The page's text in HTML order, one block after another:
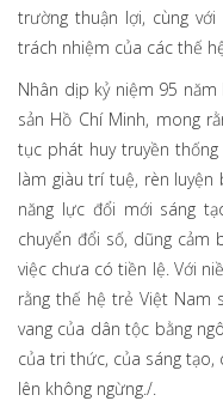
trường thuận lợi, cùng
trách nhiệm của các thế
Nhân dịp kỷ niệm 95
sản Hồ Chí Minh, mong
tục phát huy truyền thống
làm giàu trí tuệ, rèn
năng lực đổi mới sáng
chuyển đổi số, dũng cảm
việc chưa có tiền lệ. Với
rằng thế hệ trẻ Việt Nam
vang của dân tộc bằng
của tri thức, của sáng tạo,
lên không ngừng./.